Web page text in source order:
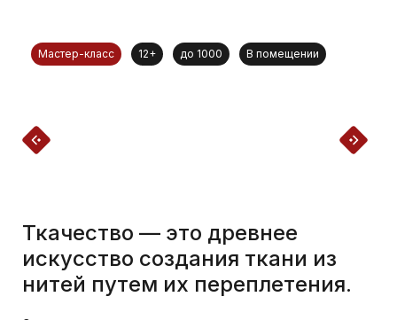
Мастер-класс 12+ до 1000 В помещении
Ткачество — это древнее
искусство создания ткани из
нитей путем их переплетения.